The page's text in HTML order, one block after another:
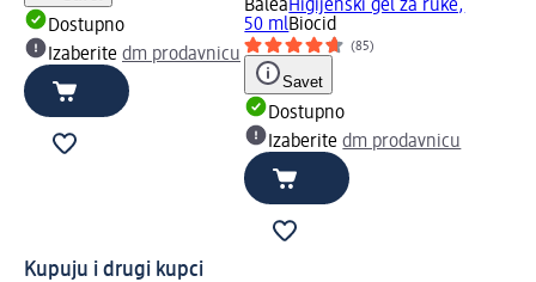
Dostupno
Izaberite dm prodavnicu
BaleaHigijenski gel za ruke,
50 mlBiocid
(85)
Savet
Dostupno
Izaberitedm prodavnicu
Kupuju i drugi kupci